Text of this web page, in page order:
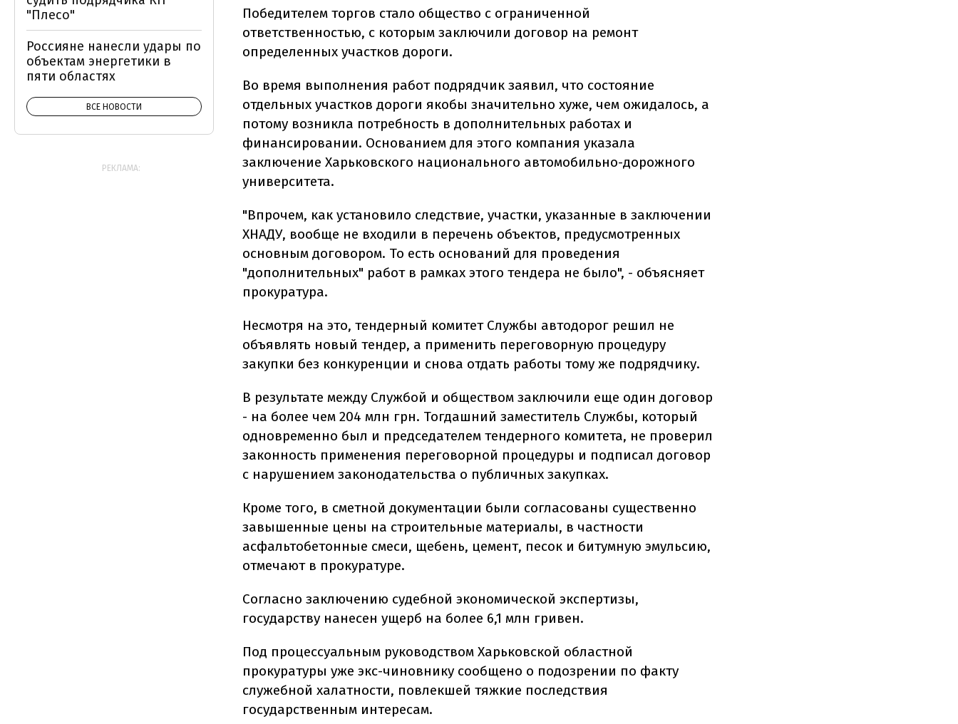
Победителем торгов стало общество с ограниченной
ответственностью, с которым заключили договор на ремонт
определенных участков дороги.
Во время выполнения работ подрядчик заявил, что состояние
отдельных участков дороги якобы значительно хуже, чем ожидалось, а
потому возникла потребность в дополнительных работах и
финансировании. Основанием для этого компания указала
заключение Харьковского национального автомобильно-дорожного
университета.
"Впрочем, как установило следствие, участки, указанные в заключении
ХНАДУ, вообще не входили в перечень объектов, предусмотренных
основным договором. То есть оснований для проведения
"дополнительных" работ в рамках этого тендера не было", - объясняет
прокуратура.
Несмотря на это, тендерный комитет Службы автодорог решил не
объявлять новый тендер, а применить переговорную процедуру
закупки без конкуренции и снова отдать работы тому же подрядчику.
В результате между Службой и обществом заключили еще один договор
- на более чем 204 млн грн. Тогдашний заместитель Службы, который
одновременно был и председателем тендерного комитета, не проверил
законность применения переговорной процедуры и подписал договор
с нарушением законодательства о публичных закупках.
Кроме того, в сметной документации были согласованы существенно
завышенные цены на строительные материалы, в частности
асфальтобетонные смеси, щебень, цемент, песок и битумную эмульсию,
отмечают в прокуратуре.
Согласно заключению судебной экономической экспертизы,
государству нанесен ущерб на более 6,1 млн гривен.
Под процессуальным руководством Харьковской областной
прокуратуры уже экс-чиновнику сообщено о подозрении по факту
служебной халатности, повлекшей тяжкие последствия
государственным интересам.
"Плесо"
Россияне нанесли удары по
объектам энергетики в
пяти областях
ВСЕ НОВОСТИ
РЕКЛАМА: